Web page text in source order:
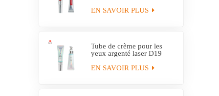
zinc
EN SAVOIR PLUS
Tube de crème pour les
yeux argenté laser D19
de zinc
EN SAVOIR PLUS